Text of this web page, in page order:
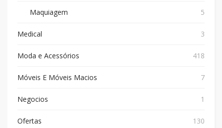
Maquiagem 5
Medical 3
Moda e Acessórios 418
Móveis E Móveis Macios 7
Negocios 1
Ofertas 130